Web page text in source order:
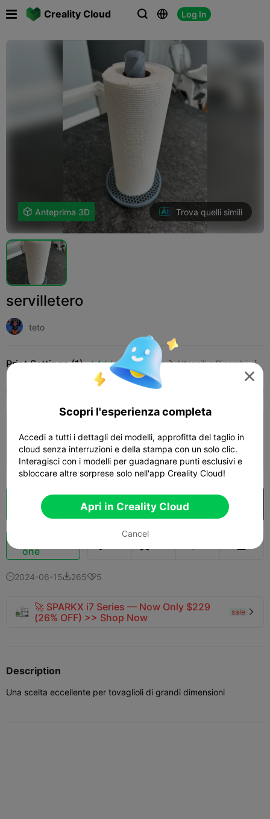
Creality Cloud   Log In
 
 Anteprima 3D Trova quelli simili
servilletero
teto
Print Settings (1) Add Casa  Utensili e Ricambi 
 06h 06m  1 plates  76.10g
Cloud Slice Apri in Creality Cloud
 one
2024-06-152655
🚀 SPARKX i7 Series — Now Only $229
(26% OFF) >> Shop Now
sale 
Description
Una scelta eccellente per tovaglioli di grandi dimensioni

Scopri l'esperienza completa
Accedi a tutti i dettagli dei modelli, approfitta del taglio in
cloud senza interruzioni e della stampa con un solo clic.
Interagisci con i modelli per guadagnare punti esclusivi e
sbloccare altre sorprese solo nell'app Creality Cloud!
Apri in Creality Cloud
Cancel